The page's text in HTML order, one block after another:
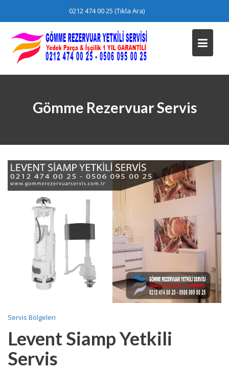
content
0212 474 00 25 (Tıkla Ara)
Gömme Rezervuar Servis
Servis Bölgeleri
Levent Siamp Yetkili
Servis